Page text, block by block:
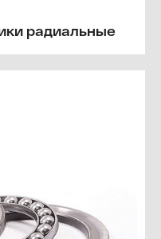
радиальные